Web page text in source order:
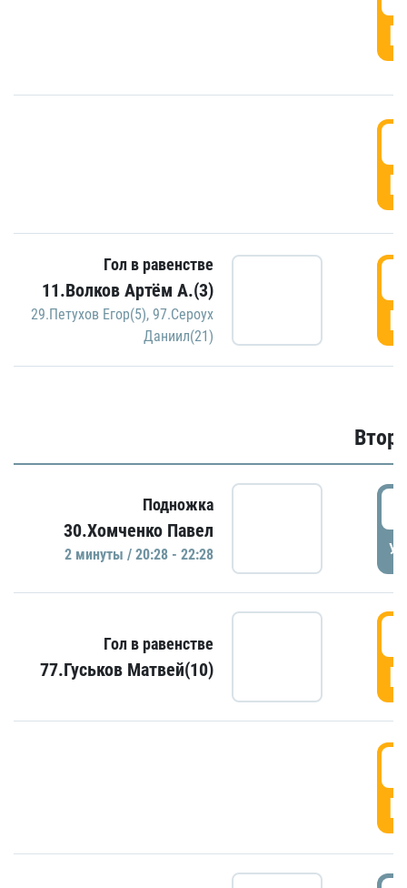
Гол в равенстве
11.Волков Артём А.(3)
29.Петухов Егор(5), 97.Сероух
Даниил(21)
Подножка
30.Хомченко Павел
2 минуты / 20:28 - 22:28
Гол в равенстве
77.Гуськов Матвей(10)